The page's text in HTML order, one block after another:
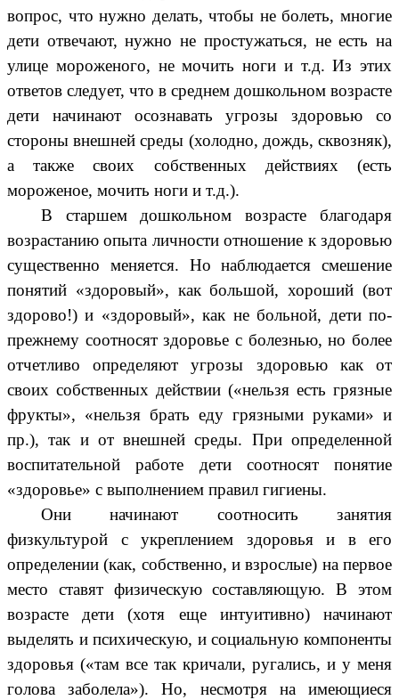
вопрос, что нужно делать, чтобы не болеть, многие
дети отвечают, нужно не простужаться, не есть на
улице мороженого, не мочить ноги и т.д. Из этих
ответов следует, что в среднем дошкольном возрасте
дети начинают осознавать угрозы здоровью со
стороны внешней среды (холодно, дождь, сквозняк),
а также своих собственных действиях (есть
мороженое, мочить ноги и т.д.).
В старшем дошкольном возрасте благодаря
возрастанию опыта личности отношение к здоровью
существенно меняется. Но наблюдается смешение
понятий «здоровый», как большой, хороший (вот
здорово!) и «здоровый», как не больной, дети по-
прежнему соотносят здоровье с болезнью, но более
отчетливо определяют угрозы здоровью как от
своих собственных действии («нельзя есть грязные
фрукты», «нельзя брать еду грязными руками» и
пр.), так и от внешней среды. При определенной
воспитательной работе дети соотносят понятие
«здоровье» с выполнением правил гигиены.
Они начинают соотносить занятия
физкультурой с укреплением здоровья и в его
определении (как, собственно, и взрослые) на первое
место ставят физическую составляющую. В этом
возрасте дети (хотя еще интуитивно) начинают
выделять и психическую, и социальную компоненты
здоровья («там все так кричали, ругались, и у меня
голова заболела»). Но, несмотря на имеющиеся